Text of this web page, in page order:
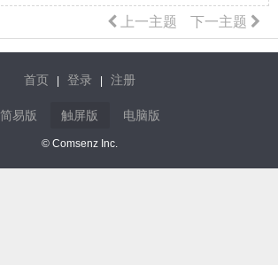
下一主题
上一主题
首页 登录 注册
简易版 触屏版 电脑版
© Comsenz Inc.